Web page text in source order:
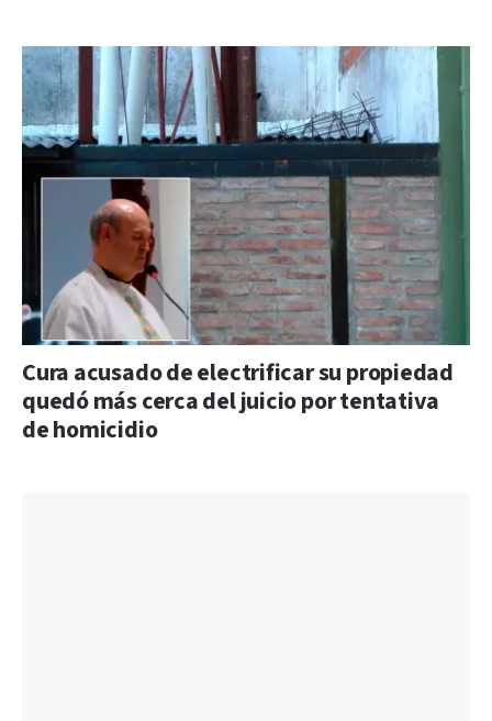
Cura acusado de electrificar su propiedad
quedó más cerca del juicio por tentativa
de homicidio